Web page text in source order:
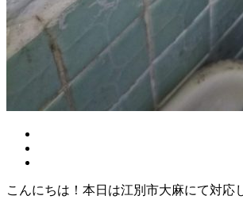
こんにちは！本日は江別市大麻にて対応